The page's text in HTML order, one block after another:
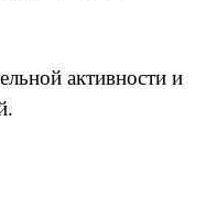
активности и